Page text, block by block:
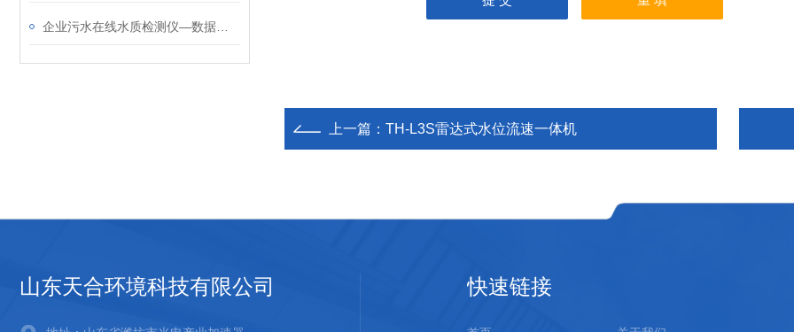
上一篇： TH-L3S雷达式水位流速一体机
山东天合环境科技有限公司 快速链接